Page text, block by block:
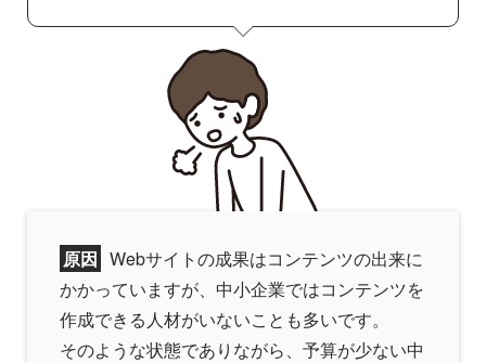
原因 Webサイトの成果はコンテンツの出来に
かかっていますが、中小企業ではコンテンツを
作成できる人材がいないことも多いです。
そのような状態でありながら、予算が少ない中